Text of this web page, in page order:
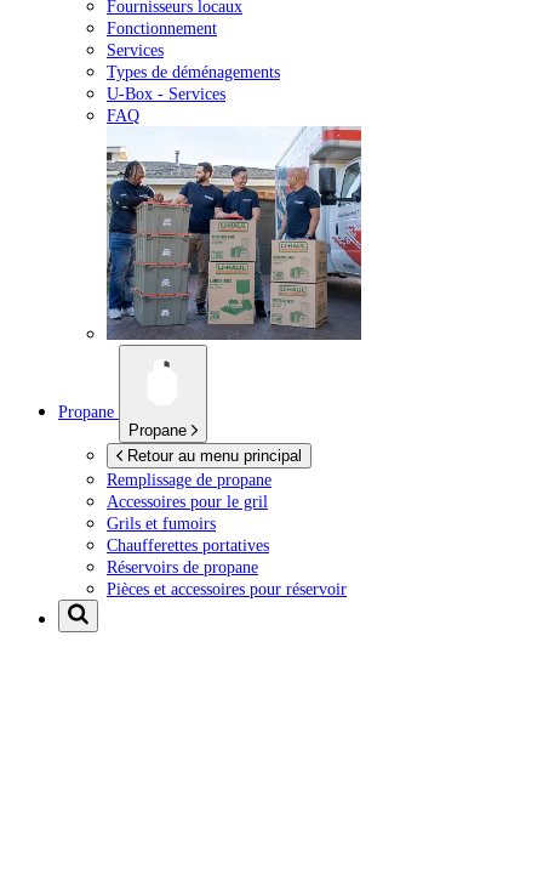
Fournisseurs locaux
Fonctionnement
Services
Types de déménagements
U-Box - Services
FAQ
Propane
Propane
Retour au menu principal
Remplissage de propane
Accessoires pour le gril
Grils et fumoirs
Chaufferettes portatives
Réservoirs de propane
Pièces et accessoires pour réservoir